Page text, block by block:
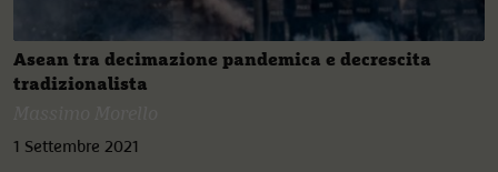
Asean tra decimazione pandemica e decrescita
tradizionalista
1 Settembre 2021